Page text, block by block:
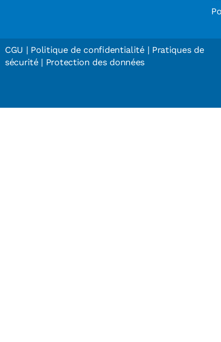
CGU | Politique de confidentialité| Pratiques de
sécurité| Protection des données